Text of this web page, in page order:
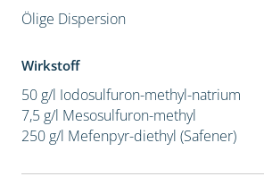
Ölige Dispersion
Wirkstoff
50 g/l Iodosulfuron-methyl-natrium
7,5 g/l Mesosulfuron-methyl
250 g/l Mefenpyr-diethyl (Safener)